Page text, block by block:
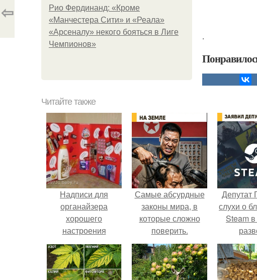
Рио Фердинанд: «Кроме
«Манчестера Сити» и «Реала»
«Арсеналу» некого бояться в Лиге
Чемпионов»
.
⇦
Читайте также
Надписи для
органайзера
хорошего
настроения
распечатать. Идеи
"Органайзеров
Хорошего
Самые абсурдные
законы мира, в
которые сложно
поверить.
Депутат
слухи о
Steam